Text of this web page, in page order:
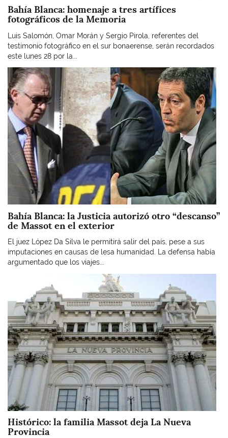
Bahía Blanca: homenaje a tres artífices
fotográficos de la Memoria
Luis Salomón, Omar Morán y Sergio Pirola, referentes del
testimonio fotográfico en el sur bonaerense, serán recordados
este lunes 28 por la...
Imagen
Bahía Blanca: la Justicia autorizó otro “descanso”
de Massot en el exterior
El juez López Da Silva le permitirá salir del país, pese a sus
imputaciones en causas de lesa humanidad. La defensa había
argumentado que los viajes...
Histórico: la familia Massot deja La Nueva
Provincia